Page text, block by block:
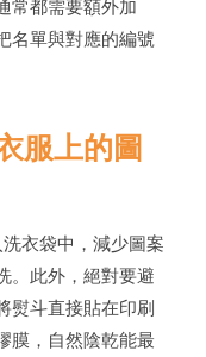
常都需要額外加
名單與對應的編號
服上的圖
衣袋中，減少圖案
。此外，絕對要避
熨斗直接貼在印刷
膜，自然陰乾能最